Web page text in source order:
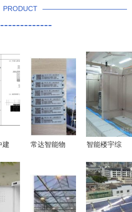
PRODUCT
建
综
常达智能物
产管理与智
能楼宇综合
布线推动建
智能楼宇综
成本分析到
一站式解决
方案